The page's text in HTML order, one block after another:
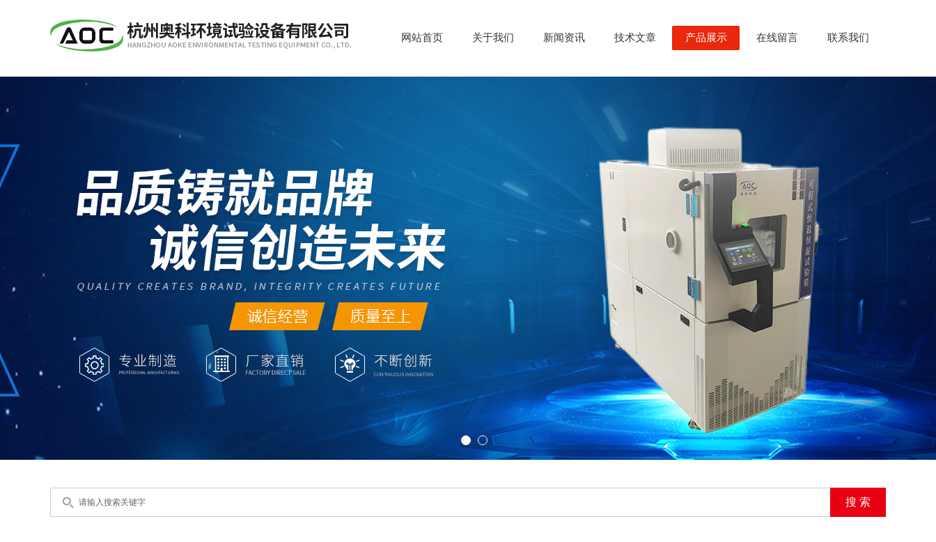
网站首页 关于我们 新闻资讯 技术文章 产品展示 在线留言 联系我们